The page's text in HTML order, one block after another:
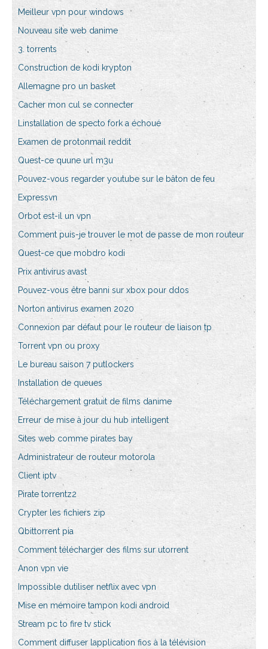
Meilleur vpn pour windows
Nouveau site web danime
3. torrents
Construction de kodi krypton
Allemagne pro un basket
Cacher mon cul se connecter
Linstallation de specto fork a échoué
Examen de protonmail reddit
Quest-ce quune url m3u
Pouvez-vous regarder youtube sur le bâton de feu
Expressvn
Orbot est-il un vpn
Comment puis-je trouver le mot de passe de mon routeur
Quest-ce que mobdro kodi
Prix antivirus avast
Pouvez-vous être banni sur xbox pour ddos
Norton antivirus examen 2020
Connexion par défaut pour le routeur de liaison tp
Torrent vpn ou proxy
Le bureau saison 7 putlockers
Installation de queues
Téléchargement gratuit de films danime
Erreur de mise à jour du hub intelligent
Sites web comme pirates bay
Administrateur de routeur motorola
Client iptv
Pirate torrentz2
Crypter les fichiers zip
Qbittorrent pia
Comment télécharger des films sur utorrent
Anon vpn vie
Impossible dutiliser netflix avec vpn
Mise en mémoire tampon kodi android
Stream pc to fire tv stick
Comment diffuser lapplication fios à la télévision